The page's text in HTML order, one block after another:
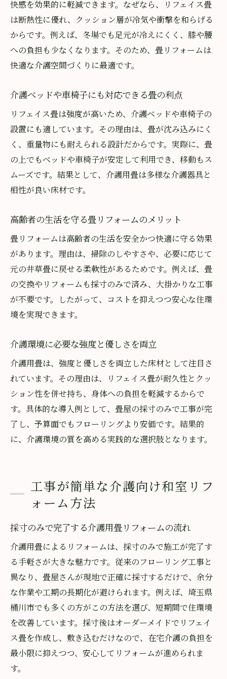
快感を効果的に軽減できます。なぜなら、リフェイス畳
は断熱性に優れ、クッション層が冷気や衝撃を和らげる
からです。例えば、冬場でも足元が冷えにくく、膝や腰
への負担も少なくなります。そのため、畳リフォームは
快適な介護空間づくりに最適です。
介護ベッドや車椅子にも対応できる畳の利点
リフェイス畳は強度が高いため、介護ベッドや車椅子の
設置にも適しています。その理由は、畳が沈み込みにく
く、重量物にも耐えられる設計だからです。実際に、畳
の上でもベッドや車椅子が安定して利用でき、移動もス
ムーズです。結果として、介護用畳は多様な介護器具と
相性が良い床材です。
高齢者の生活を守る畳リフォームのメリット
畳リフォームは高齢者の生活を安全かつ快適に守る効果
があります。理由は、掃除のしやすさや、必要に応じて
元の井草畳に戻せる柔軟性があるためです。例えば、畳
の交換やリフォームも採寸のみで済み、大掛かりな工事
が不要です。したがって、コストを抑えつつ安心な住環
境を実現できます。
介護環境に必要な強度と優しさを両立
介護用畳は、強度と優しさを両立した床材として注目さ
れています。その理由は、リフェイス畳が耐久性とクッ
ション性を併せ持ち、身体への負担を軽減するからで
す。具体的な導入例として、畳屋の採寸のみで工事が完
了し、予算面でもフローリングより安価です。結果的
に、介護環境の質を高める実践的な選択肢となります。
工事が簡単な介護向け和室リフ
ォーム方法
採寸のみで完了する介護用畳リフォームの流れ
介護用畳によるリフォームは、採寸のみで施工が完了す
る手軽さが大きな魅力です。従来のフローリング工事と
異なり、畳屋さんが現地で正確に採寸するだけで、余分
な作業や工期の長期化が避けられます。例えば、埼玉県
桶川市でも多くの方がこの方法を選び、短期間で住環境
を改善しています。採寸後はオーダーメイドでリフェイ
ス畳を作成し、敷き込むだけなので、在宅介護の負担を
最小限に抑えつつ、安心してリフォームが進められま
す。